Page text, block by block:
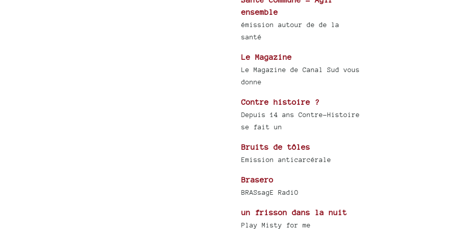
ensemble
émission autour de de la
santé
Le Magazine
Le Magazine de Canal Sud vous
donne
Contre histoire ?
Depuis 14 ans Contre-Histoire
se fait un
Bruits de tôles
Emission anticarcérale
Brasero
BRASsagE RadiO
un frisson dans la nuit
Play Misty for me